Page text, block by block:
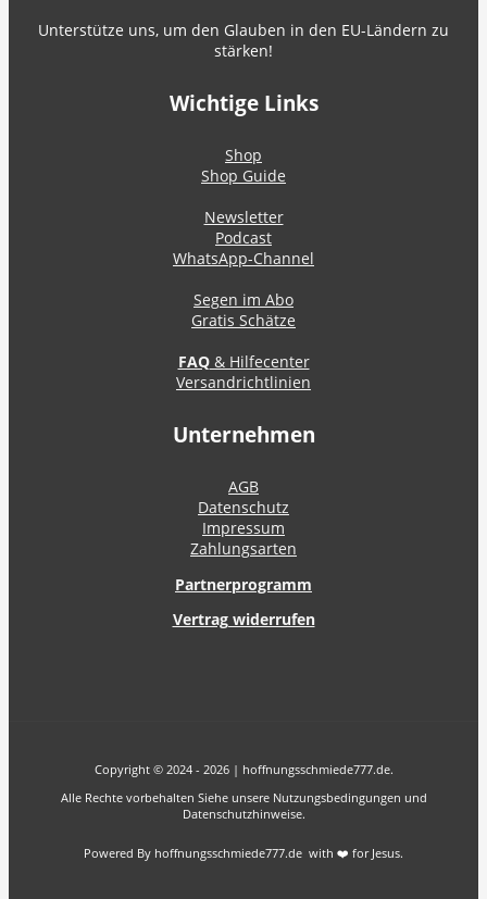
Unterstütze uns, um den Glauben in den EU-Ländern zu
stärken!
Wichtige Links
Shop
Shop Guide
Newsletter
Podcast
WhatsApp-Channel
Segen im Abo
Gratis Schätze
FAQ& Hilfecenter
Versandrichtlinien
Unternehmen
AGB
Datenschutz
Impressum
Zahlungsarten
Partnerprogramm
Vertrag widerrufen
Copyright © 2024 - 2026 | hoffnungsschmiede777.de.
Alle Rechte vorbehalten Siehe unsere Nutzungsbedingungen und
Datenschutzhinweise.
Powered By hoffnungsschmiede777.de with ❤️ for Jesus.